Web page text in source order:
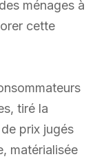
ménages à
cette
tiré la
prix jugés
matérialisée